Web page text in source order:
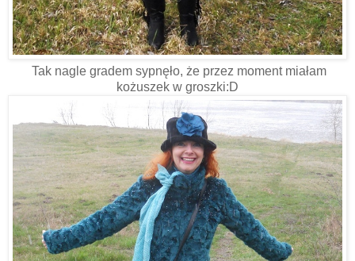
Tak nagle gradem sypnęło, że przez moment miałam
kożuszek w groszki:D